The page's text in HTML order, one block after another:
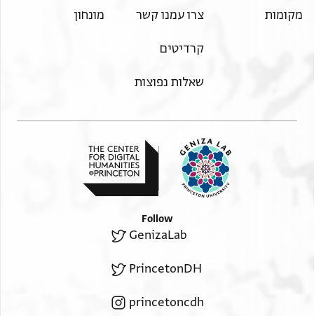
מקומות צרו עמנו קשר
קרדיטים
שאלות נפוצות
מונחון
Follow
GenizaLab
PrincetonDH
princetoncdh